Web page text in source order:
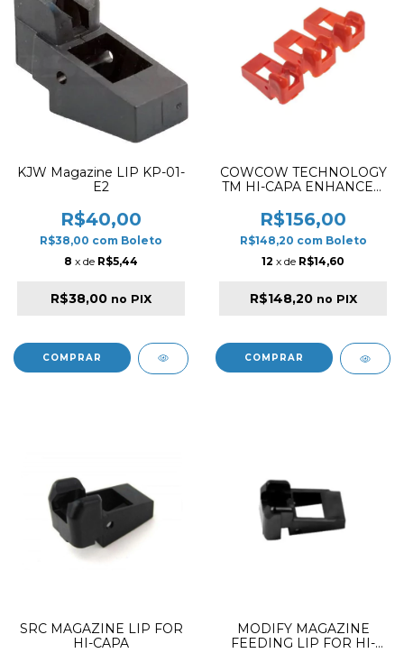
KJW Magazine LIP KP-01-
E2
R$40,00
R$38,00 com Boleto
8 x de R$5,44
R$38,00 no PIX
COWCOW TECHNOLOGY
TM HI-CAPA ENHANCED
✔
R$156,00
R$148,20 com Boleto
12 x de R$14,60
R$148,20 no PIX
SRC MAGAZINE LIP FOR
HI-CAPA
MODIFY MAGAZINE
FEEDING LIP FOR HI-